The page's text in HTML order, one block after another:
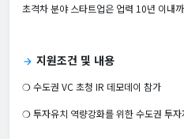
초격차 분야 스타트업은 업력 10년 이내
arrow_forward 지원조건 및 내용
❍ 수도권 VC 초청 IR 데모데이 참가
❍ 투자유치 역량강화를 위한 수도권 투